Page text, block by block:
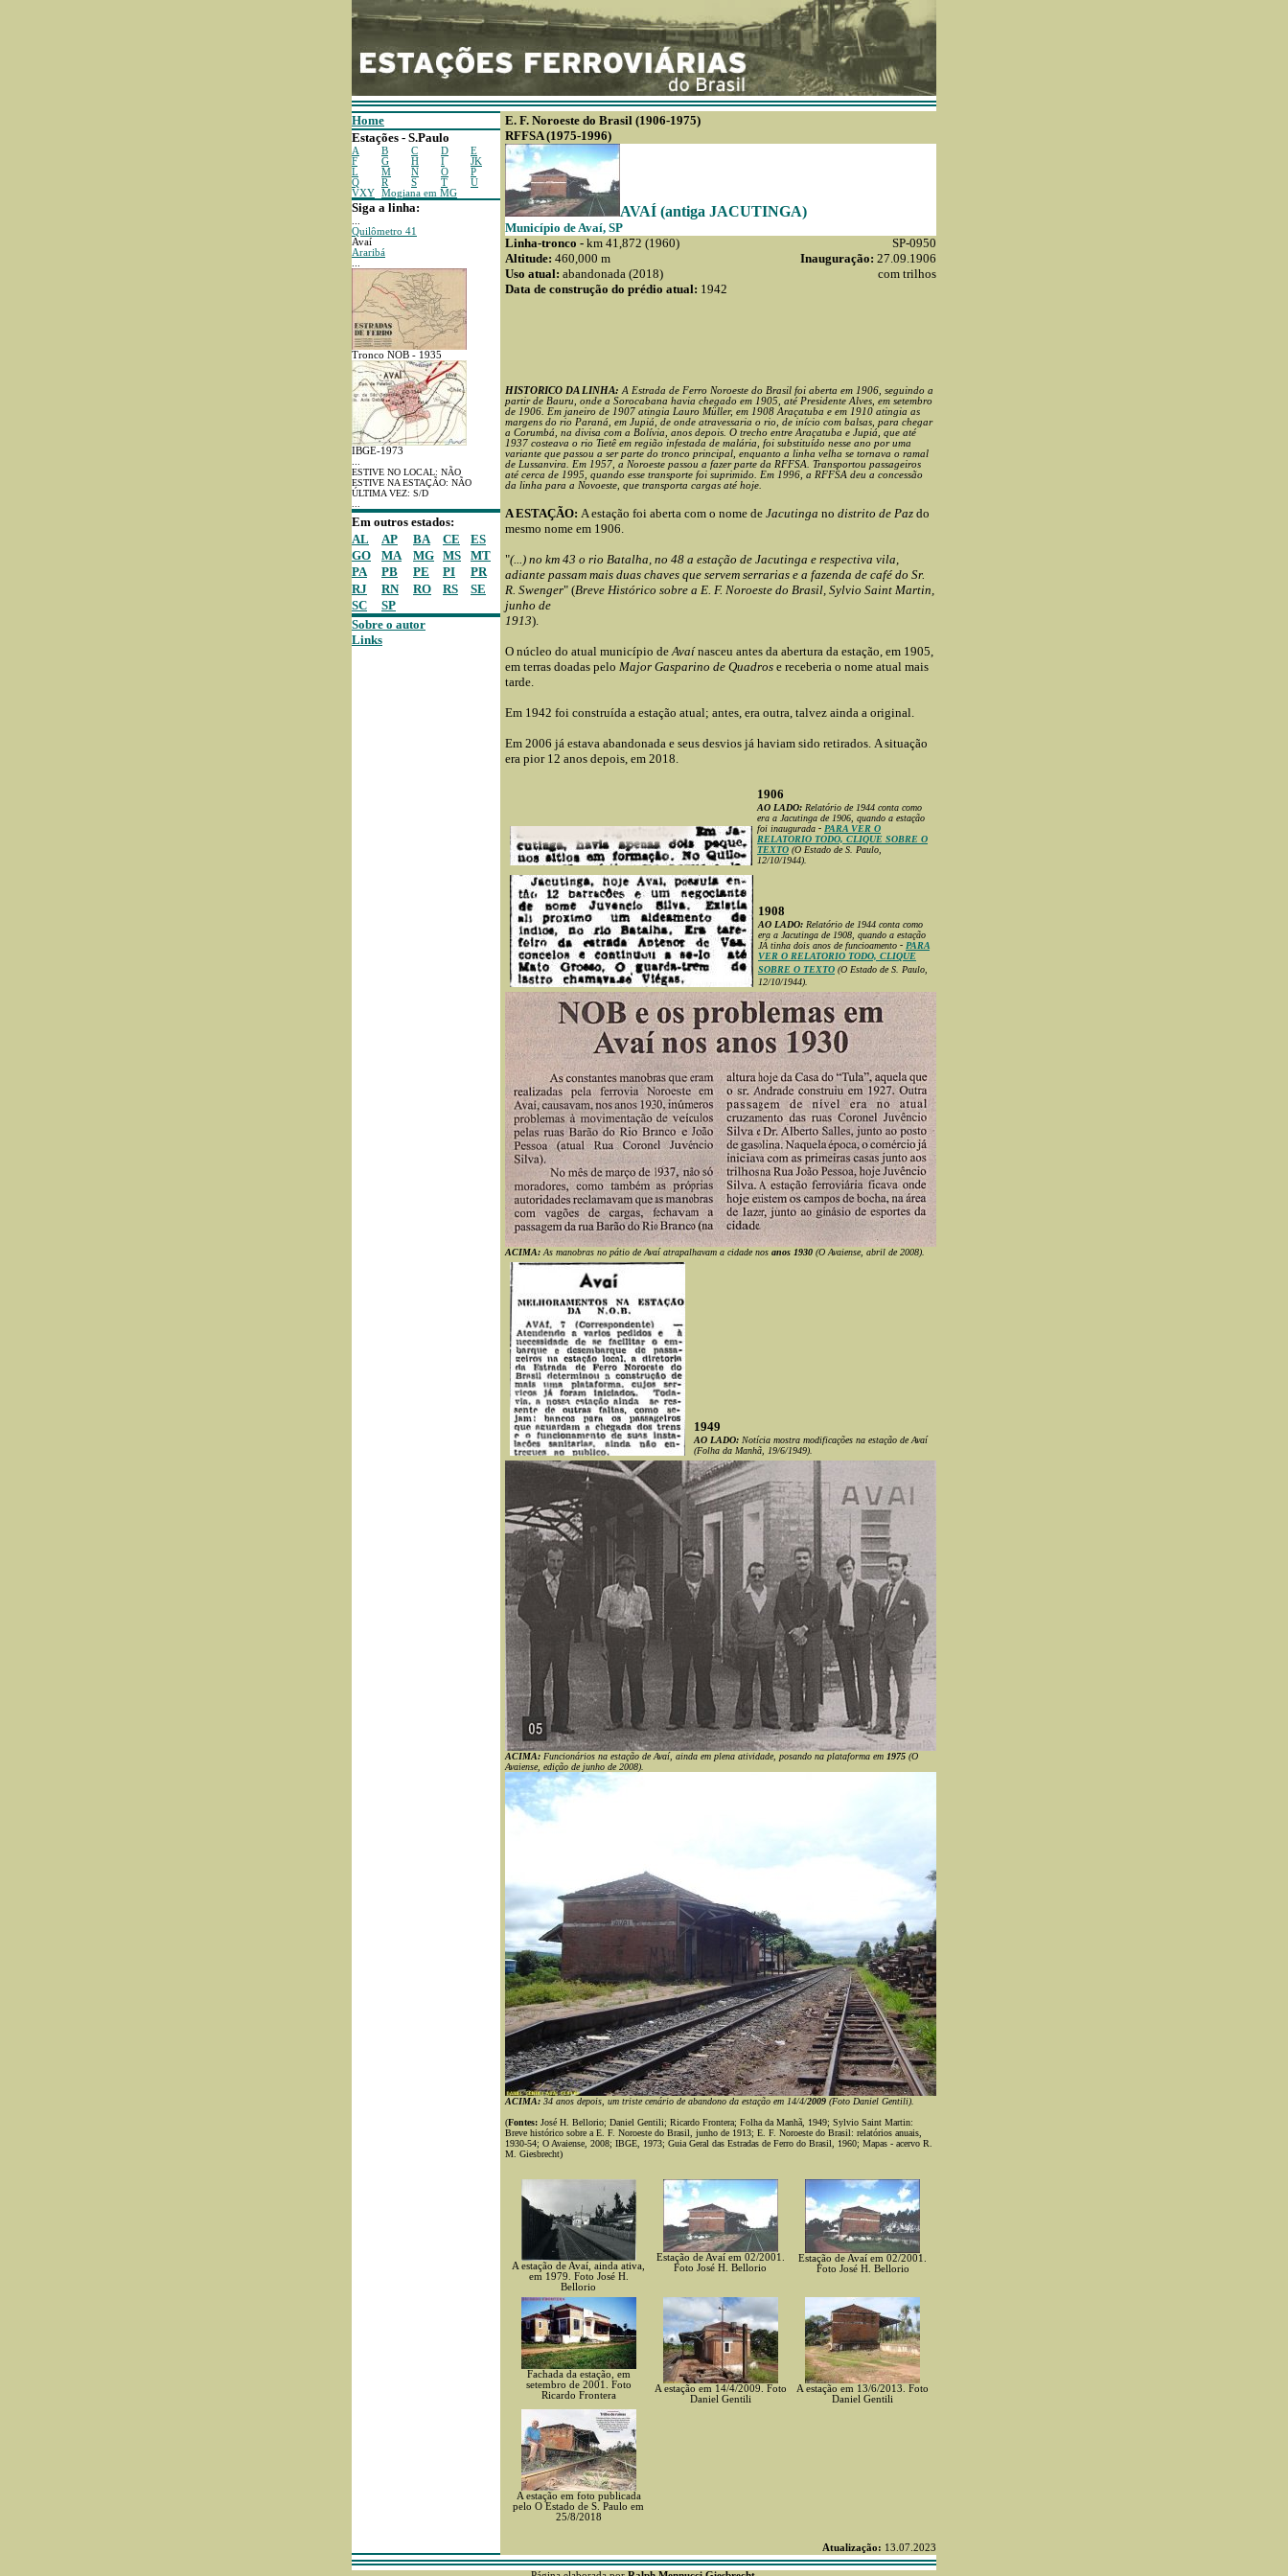
Home
Estações - S.Paulo
A B C D
E
F
G H I
JK
L
M N O
P
Q
R S T
U
VXY
Mogiana em MG
Siga a linha:
Quilômetro 41
Avaí
Araribá
Tronco NOB - 1935
IBGE-1973
ESTIVE NO LOCAL: NÃO
ESTIVE NA ESTAÇÃO: NÃO
ÚLTIMA VEZ: S/D
Em outros estados:
AL
AP BA CE
ES
GO
MA MG MS
MT
PA
PB PE PI
PR
RJ
RN RO RS
SE
SC
SP
Sobre o autor
Links
E. F. Noroeste do Brasil (1906-1975)
RFFSA (1975-1996)
AVAÍ (antiga JACUTINGA)
Município de Avaí, SP
Linha-tronco - km 41,872 (1960)
SP-0950
Altitude: 460,000 m Inauguração: 27.09.1906
Uso atual: abandonada (2018)
com trilhos
Data de construção do prédio atual: 1942
HISTORICO DA LINHA: A Estrada de Ferro Noroeste do Brasil foi aberta em 1906, seguindo a
partir de Bauru, onde a Sorocabana havia chegado em 1905, até Presidente Alves, em setembro
de 1906. Em janeiro de 1907 atingia Lauro Müller, em 1908 Araçatuba e em 1910 atingia as
margens do rio Paraná, em Jupiá, de onde atravessaria o rio, de início com balsas, para chegar
a Corumbá, na divisa com a Bolívia, anos depois. O trecho entre Araçatuba e Jupiá, que até
1937 costeava o rio Tietê em região infestada de malária, foi substituído nesse ano por uma
variante que passou a ser parte do tronco principal, enquanto a linha velha se tornava o ramal
de Lussanvira. Em 1957, a Noroeste passou a fazer parte da RFFSA. Transportou passageiros
até cerca de 1995, quando esse transporte foi suprimido. Em 1996, a RFFSA deu a concessão
da linha para a Novoeste, que transporta cargas até hoje.
A ESTAÇÃO: A estação foi aberta com o nome de Jacutinga no distrito de Paz do
mesmo nome em 1906.
"(...) no km 43 o rio Batalha, no 48 a estação de Jacutinga e respectiva vila,
adiante passam mais duas chaves que servem serrarias e a fazenda de café do Sr.
R. Swenger" (Breve Histórico sobre a E. F. Noroeste do Brasil, Sylvio Saint Martin,
junho de
1913).
O núcleo do atual município deAvaínasceu antes da abertura da estação, em 1905,
em terras doadas pelo Major Gasparino de Quadros e receberia o nome atual mais
tarde.
Em 1942 foi construída a estação atual; antes, era outra, talvez ainda a original.
Em 2006 já estava abandonada e seus desvios já haviam sido retirados. A situação
era pior 12 anos depois, em 2018.
1906
AO LADO: Relatório de 1944 conta como
era a Jacutinga de 1906, quando a estação
foi inaugurada - PARA VER O
RELATORIO TODO, CLIQUE SOBRE O
TEXTO (O Estado de S. Paulo,
12/10/1944).
1908
AO LADO: Relatório de 1944 conta como
era a Jacutinga de 1908, quando a estação
JÁ tinha dois anos de funcioamento - PARA
VER O RELATORIO TODO, CLIQUE
SOBRE O TEXTO (O Estado de S. Paulo,
12/10/1944).
ACIMA: As manobras no pátio de Avaí atrapalhavam a cidade nos anos 1930 (O Avaiense, abril de 2008).
1949
AO LADO: Notícia mostra modificações na estação de Avaí
(Folha da Manhã, 19/6/1949).
ACIMA: Funcionários na estação de Avaí, ainda em plena atividade, posando na plataforma em 1975 (O
Avaiense, edição de junho de 2008).
ACIMA: 34 anos depois, um triste cenário de abandono da estação em 14/4/2009 (Foto Daniel Gentili).
(Fontes: José H. Bellorio; Daniel Gentili; Ricardo Frontera; Folha da Manhã, 1949; Sylvio Saint Martin:
Breve histórico sobre a E. F. Noroeste do Brasil, junho de 1913; E. F. Noroeste do Brasil: relatórios anuais,
1930-54; O Avaiense, 2008; IBGE, 1973; Guia Geral das Estradas de Ferro do Brasil, 1960; Mapas - acervo R.
M. Giesbrecht)
A estação de Avaí, ainda ativa,
em 1979. Foto José H.
Bellorio
Estação de Avaí em 02/2001.
Foto José H. Bellorio
Estação de Avaí em 02/2001.
Foto José H. Bellorio
Fachada da estação, em
setembro de 2001. Foto
Ricardo Frontera
A estação em 14/4/2009. Foto
Daniel Gentili
A estação em 13/6/2013. Foto
Daniel Gentili
A estação em foto publicada
pelo O Estado de S. Paulo em
25/8/2018
Atualização: 13.07.2023